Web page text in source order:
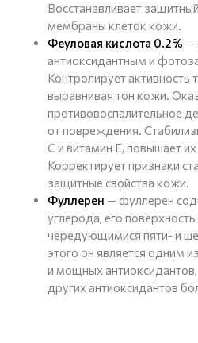
Восстанавливает
мембраны клеток кожи.
Феуловая кислота 0.2% —
антиоксидантным и
Контролирует
выравнивая тон кожи.
противовоспалительное
от повреждения.
С и витамин Е, повышает
Корректирует признаки
защитные свойства кожи.
Фуллерен — фуллерен
углерода, его
чередующимися пяти- и
этого он является одним
и мощных
других антиоксидантов